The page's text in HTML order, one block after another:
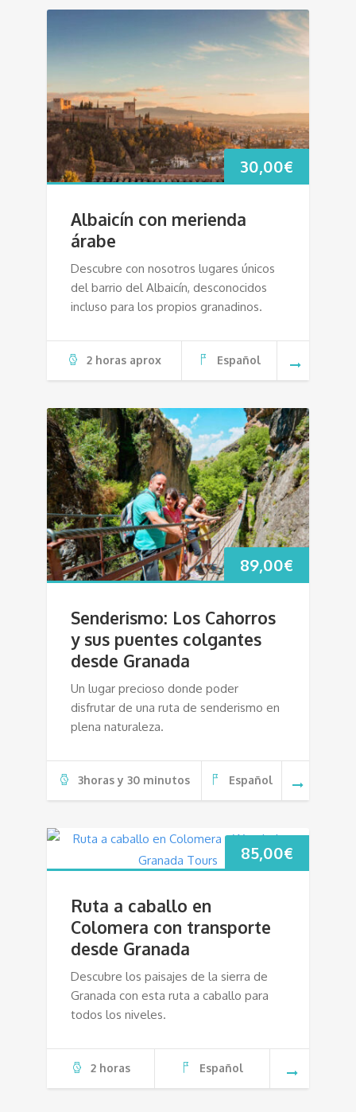
30,00€
Albaicín con merienda
árabe
Descubre con nosotros lugares únicos
del barrio del Albaicín, desconocidos
incluso para los propios granadinos.
2 horas aprox Español
89,00€
Senderismo: Los Cahorros
y sus puentes colgantes
desde Granada
Un lugar precioso donde poder
disfrutar de una ruta de senderismo en
plena naturaleza.
3horas y 30 minutos Español
85,00€
Ruta a caballo en
Colomera con transporte
desde Granada
Descubre los paisajes de la sierra de
Granada con esta ruta a caballo para
todos los niveles.
2 horas Español